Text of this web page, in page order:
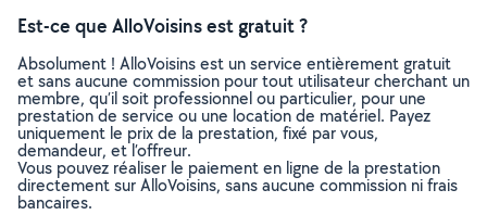
Est-ce que AlloVoisins est gratuit ?
Absolument ! AlloVoisins est un service entièrement gratuit
et sans aucune commission pour tout utilisateur cherchant un
membre, qu’il soit professionnel ou particulier, pour une
prestation de service ou une location de matériel. Payez
uniquement le prix de la prestation, fixé par vous,
demandeur, et l’offreur.
Vous pouvez réaliser le paiement en ligne de la prestation
directement sur AlloVoisins, sans aucune commission ni frais
bancaires.